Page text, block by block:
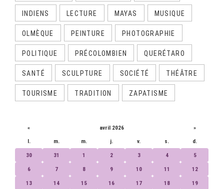
INDIENS LECTURE MAYAS MUSIQUE
OLMÈQUE PEINTURE PHOTOGRAPHIE
POLITIQUE PRÉCOLOMBIEN QUERÉTARO
SANTÉ SCULPTURE SOCIÉTÉ THÉÂTRE
TOURISME TRADITION ZAPATISME
« avril 2026 »
l. m. m. j. v. s. d.
30 31 1 2 3 4 5
6 7 8 9 10 11 12
13 14 15 16 17 18 19